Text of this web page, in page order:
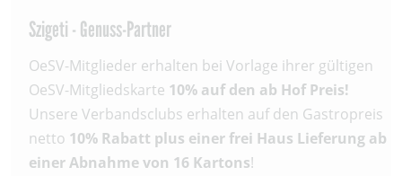
Szigeti - Genuss-Partner
OeSV-Mitglieder erhalten bei Vorlage ihrer gültigen
OeSV-Mitgliedskarte 10% auf den ab Hof Preis!
Unsere Verbandsclubs erhalten auf den Gastropreis
netto 10% Rabatt plus einer frei Haus Lieferung ab
einer Abnahme von 16 Kartons!